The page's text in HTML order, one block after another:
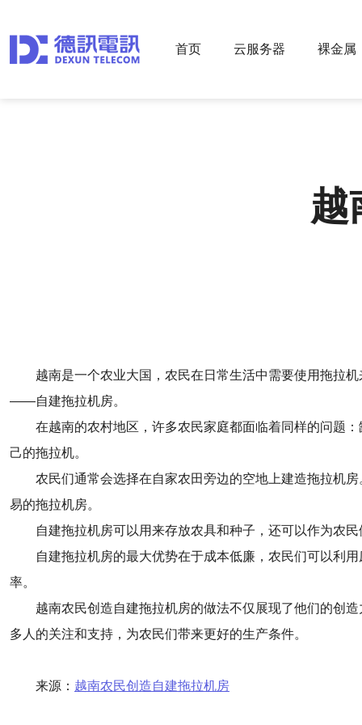
首页 云服务器 裸金属
越
越南是一个农业大国，农民在日常生活中需要使用拖拉
——自建拖拉机房。
在越南的农村地区，许多农民家庭都面临着同样的问题
己的拖拉机。
农民们通常会选择在自家农田旁边的空地上建造拖拉机
易的拖拉机房。
自建拖拉机房可以用来存放农具和种子，还可以作为农
自建拖拉机房的最大优势在于成本低廉，农民们可以利
率。
越南农民创造自建拖拉机房的做法不仅展现了他们的创
多人的关注和支持，为农民们带来更好的生产条件。
来源： 越南农民创造自建拖拉机房